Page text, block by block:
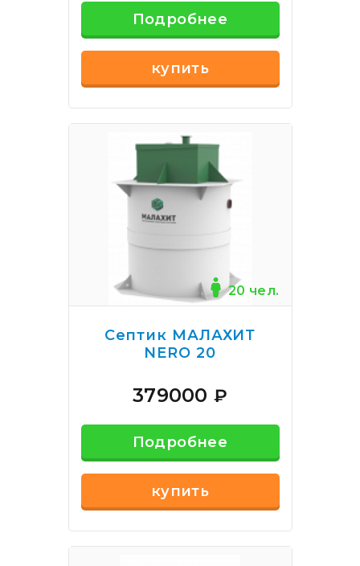
Подробнее
купить
20 чел.
Септик МАЛАХИТ
NERO 20
379000 ₽
Подробнее
купить